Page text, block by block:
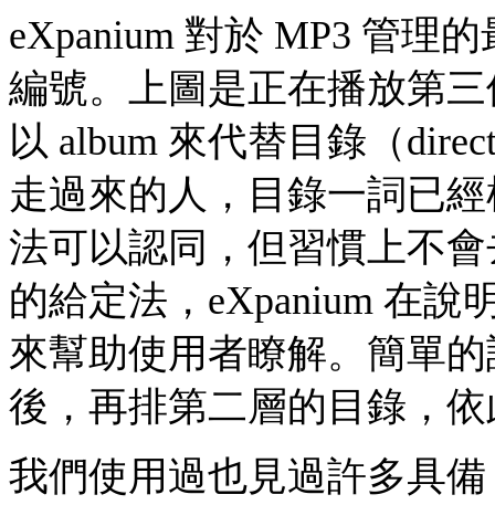
eXpanium 對於 MP3 管理
編號。上圖是正在播放第
以 album 來代替目錄（
走過來的人，目錄一詞已
法可以認同，但習慣上不
的給定法，eXpanium 在說
來幫助使用者瞭解。簡單
後，再排第二層的目錄，
我們使用過也見過許多具